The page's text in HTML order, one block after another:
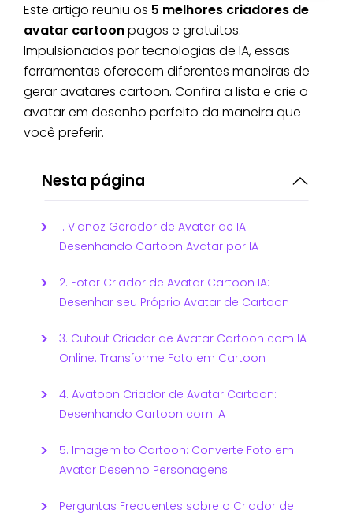
Este artigo reuniu os 5 melhores criadores de
avatar cartoonpagos e gratuitos.
Impulsionados por tecnologias de IA, essas
ferramentas oferecem diferentes maneiras de
gerar avatares cartoon. Confira a lista e crie o
avatar em desenho perfeito da maneira que
você preferir.
Nesta página
1. Vidnoz Gerador de Avatar de IA:
Desenhando Cartoon Avatar por IA
2. Fotor Criador de Avatar Cartoon IA:
Desenhar seu Próprio Avatar de Cartoon
3. Cutout Criador de Avatar Cartoon com IA
Online: Transforme Foto em Cartoon
4. Avatoon Criador de Avatar Cartoon:
Desenhando Cartoon com IA
5. Imagem to Cartoon: Converte Foto em
Avatar Desenho Personagens
Perguntas Frequentes sobre o Criador de